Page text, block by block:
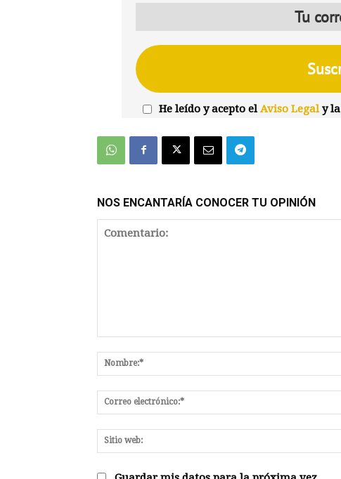
He leído y acepto elAviso Legaly la
NOS ENCANTARÍA CONOCER TU OPINIÓN